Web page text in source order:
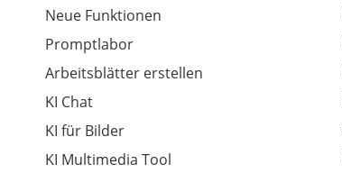
Neue Funktionen
Promptlabor
Arbeitsblätter erstellen
KI Chat
KI für Bilder
KI Multimedia Tool